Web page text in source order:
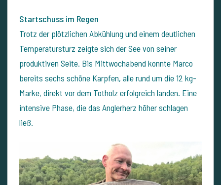
Startschuss im Regen
Trotz der plötzlichen Abkühlung und einem deutlichen
Temperatursturz zeigte sich der See von seiner
produktiven Seite. Bis Mittwochabend konnte Marco
bereits sechs schöne Karpfen, alle rund um die 12 kg-
Marke, direkt vor dem Totholz erfolgreich landen. Eine
intensive Phase, die das Anglerherz höher schlagen
ließ.